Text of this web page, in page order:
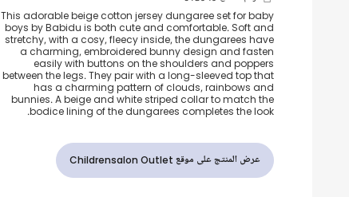
بيج للأولاد الرضع
This adorable beige cotton jersey dungaree set for baby
boys by Babidu is both cute and comfortable. Soft and
stretchy, with a cosy, fleecy inside, the dungarees have
a charming, embroidered bunny design and fasten
easily with buttons on the shoulders and poppers
between the legs. They pair with a long-sleeved top that
has a charming pattern of clouds, rainbows and
bunnies. A beige and white striped collar to match the
bodice lining of the dungarees completes the look.
عرض المنتج على موقع Childrensalon Outlet